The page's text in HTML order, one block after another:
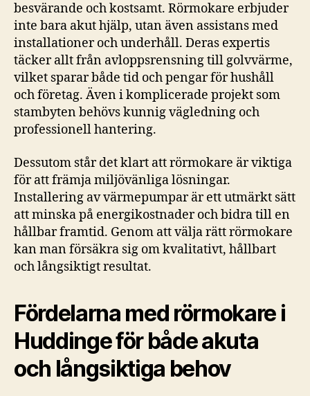
besvärande och kostsamt. Rörmokare erbjuder
inte bara akut hjälp, utan även assistans med
installationer och underhåll. Deras expertis
täcker allt från avloppsrensning till golvvärme,
vilket sparar både tid och pengar för hushåll
och företag. Även i komplicerade projekt som
stambyten behövs kunnig vägledning och
professionell hantering.
Dessutom står det klart att rörmokare är viktiga
för att främja miljövänliga lösningar.
Installering av värmepumpar är ett utmärkt sätt
att minska på energikostnader och bidra till en
hållbar framtid. Genom att välja rätt rörmokare
kan man försäkra sig om kvalitativt, hållbart
och långsiktigt resultat.
Fördelarna med rörmokare i
Huddinge för både akuta
och långsiktiga behov